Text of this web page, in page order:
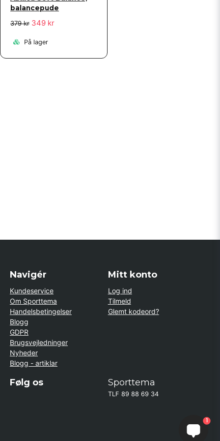
balancepude
379 kr 349 kr
På lager
Navigér
Kundeservice
Om Sporttema
Handelsbetingelser
Blogg
GDPR
Brugsvejledninger
Nyheder
Blogg - artiklar
Mitt konto
Log ind
Tilmeld
Glemt kodeord?
Følg os Sporttema
TLF 89 88 69 34
1